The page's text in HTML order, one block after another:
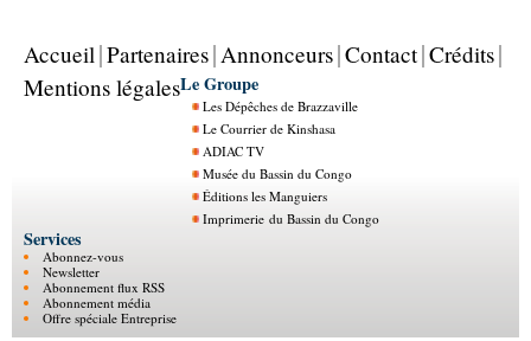
Accueil Partenaires Annonceurs Contact Crédits
Mentions légalesLe Groupe
Les Dépêches de Brazzaville
Le Courrier de Kinshasa
ADIAC TV
Musée du Bassin du Congo
Éditions les Manguiers
Imprimerie du Bassin du Congo
Services
Abonnez-vous
Newsletter
Abonnement flux RSS
Abonnement média
Offre spéciale Entreprise